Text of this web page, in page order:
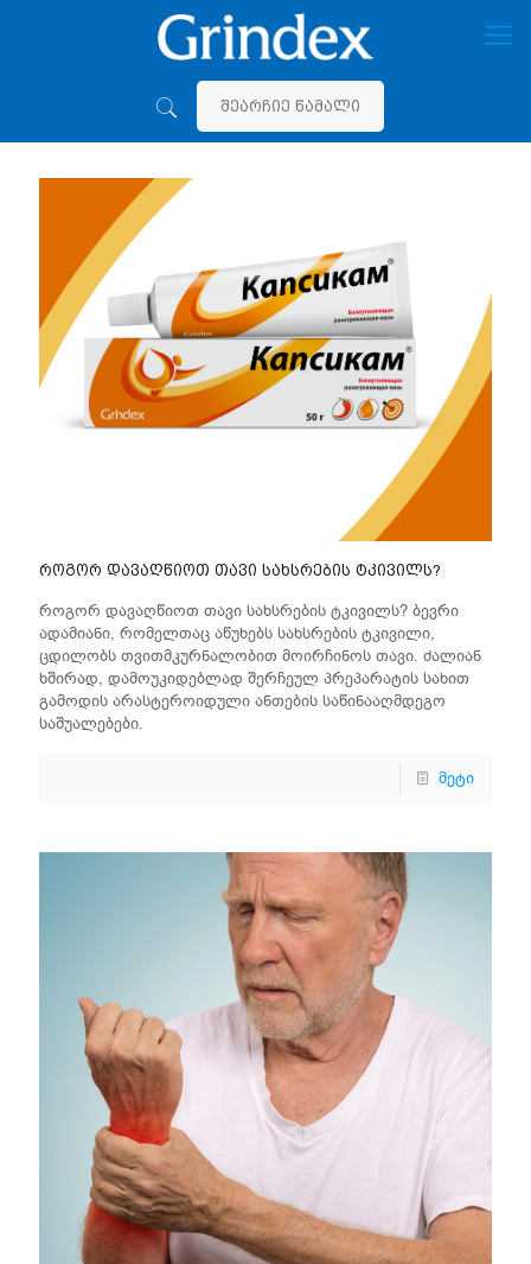
შეარჩიე წამალი
როგორ დავაღწიოთ თავი სახსრების ტკივილს?
როგორ დავაღწიოთ თავი სახსრების ტკივილს? ბევრი
ადამიანი, რომელთაც აწუხებს სახსრების ტკივილი,
ცდილობს თვითმკურნალობით მოირჩინოს თავი. ძალიან
ხშირად, დამოუკიდებლად შერჩეულ პრეპარატის სახით
გამოდის არასტეროიდული ანთების საწინააღმდეგო
საშუალებები.
მეტი